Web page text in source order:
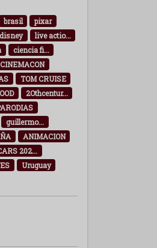
brasil
pixar
disney
live actio...
ciencia fi...
CINEMACON
TOM CRUISE
2Othcentur...
guillermo...
ANIMACION
202...
Uruguay